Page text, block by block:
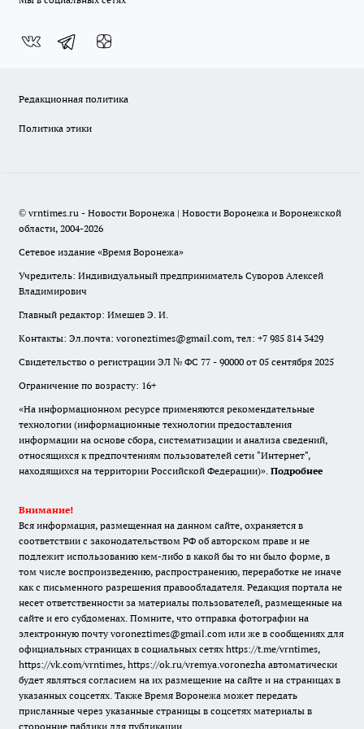
Редакционная политика
Политика этики
© vrntimes.ru - Новости Воронежа | Новости Воронежа и Воронежской
области, 2004-2026
Сетевое издание «Время Воронежа»
Учредитель: Индивидуальный предприниматель Суворов Алексей
Владимирович
Главный редактор: Имешев Э. И.
Контакты: Эл.почта: voroneztimes@gmail.com, тел: +7 985 814 3429
Свидетельство о регистрации ЭЛ № ФС 77 - 90000 от 05 сентября 2025
Ограничение по возрасту: 16+
«На информационном ресурсе применяются рекомендательные
технологии (информационные технологии предоставления
информации на основе сбора, систематизации и анализа сведений,
относящихся к предпочтениям пользователей сети "Интернет",
находящихся на территории Российской Федерации)». Подробнее
Внимание!
Вся информация, размещенная на данном сайте, охраняется в
соответствии с законодательством РФ об авторском праве и не
подлежит использованию кем-либо в какой бы то ни было форме, в
том числе воспроизведению, распространению, переработке не иначе
как с письменного разрешения правообладателя. Редакция портала не
несет ответственности за материалы пользователей, размещенные на
сайте и его субдоменах. Помните, что отправка фотографии на
электронную почту voroneztimes@gmail.com или же в сообщениях для
официальных страницах в социальных сетях https://t.me/vrntimes,
https://vk.com/vrntimes, https://ok.ru/vremya.voronezha автоматически
будет являться согласием на их размещение на сайте и на страницах в
указанных соцсетях. Также Время Воронежа может передать
присланные через указанные страницы в соцсетях материалы в
сторонние паблики для публикации.